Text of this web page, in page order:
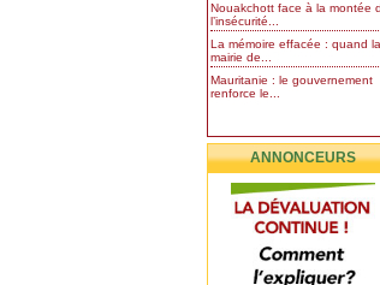
Nouakchott face à la montée
l’insécurité...
La mémoire effacée : quand la
mairie de...
Mauritanie : le gouvernement
renforce le...
ANNONCEURS